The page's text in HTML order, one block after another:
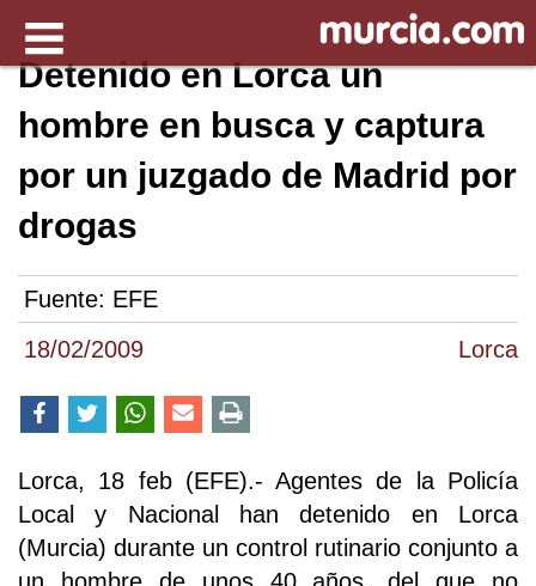
18/02/2009 Lorca
Detenido en Lorca un
hombre en busca y captura
por un juzgado de Madrid por
drogas
Fuente: EFE
Lorca, 18 feb (EFE).- Agentes de la Policía
Local y Nacional han detenido en Lorca
(Murcia) durante un control rutinario conjunto a